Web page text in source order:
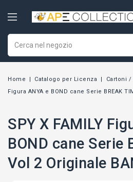
Home Catalogo per Licenza Cartoni /
Figura ANYA e BOND cane Serie BREAK
SPY X FAMILY
BOND cane Serie
Vol 2 Originale